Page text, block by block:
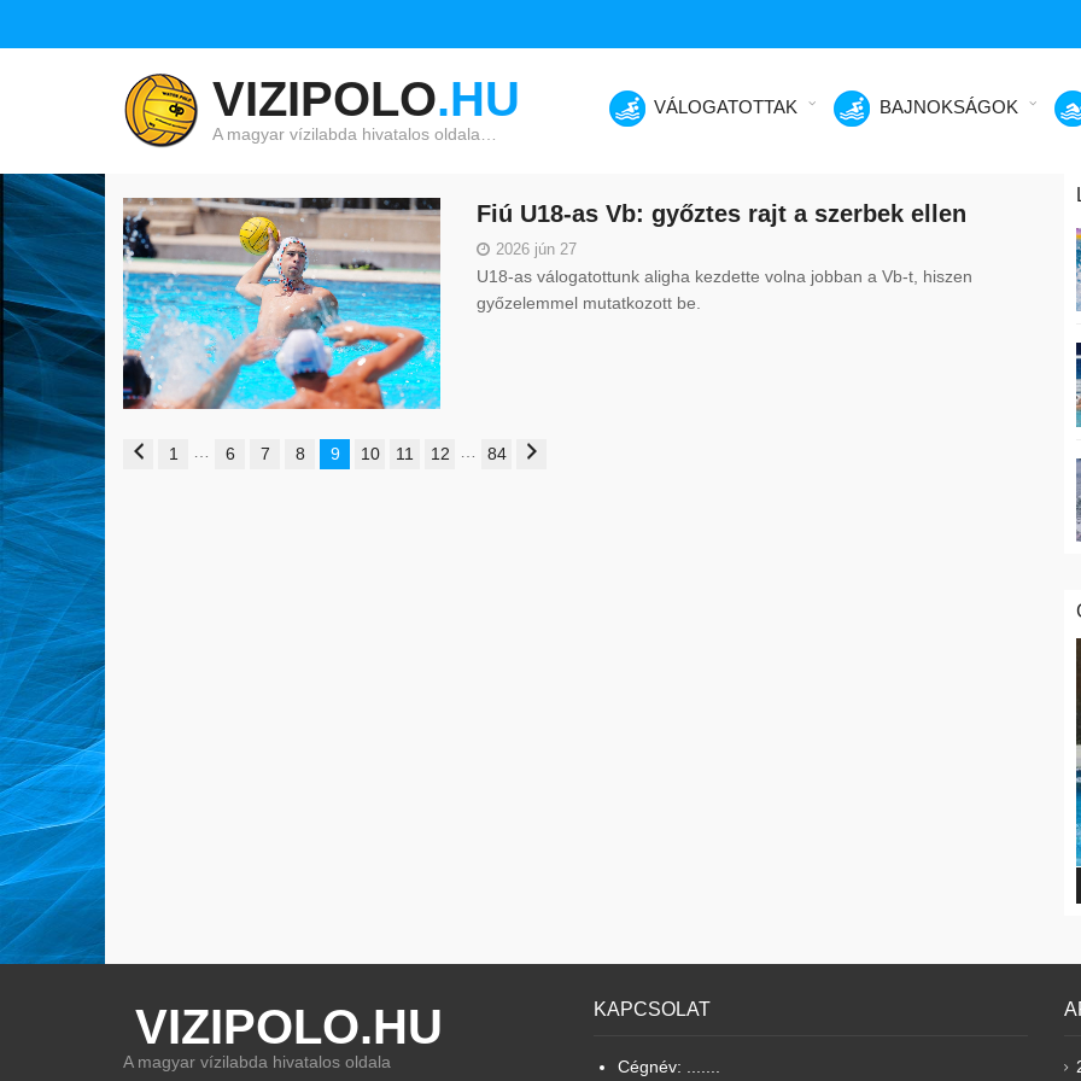
VIZIPOLO.HU
A magyar vízilabda hivatalos oldala…
VÁLOGATOTTAK BAJNOKSÁGOK
Fiú U18-as Vb: győztes rajt a szerbek ellen
2026 jún 27
U18-as válogatottunk aligha kezdette volna jobban a Vb-t, hiszen
győzelemmel mutatkozott be.
1 6 7 8 9 10 11 12 84
VIZIPOLO.HU
A magyar vízilabda hivatalos oldala
KAPCSOLAT
Cégnév: .......